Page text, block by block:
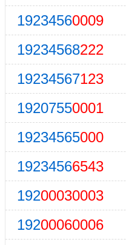
19234560009
19234568222
19234567123
19207550001
19234565000
19234566543
19200030003
19200060006